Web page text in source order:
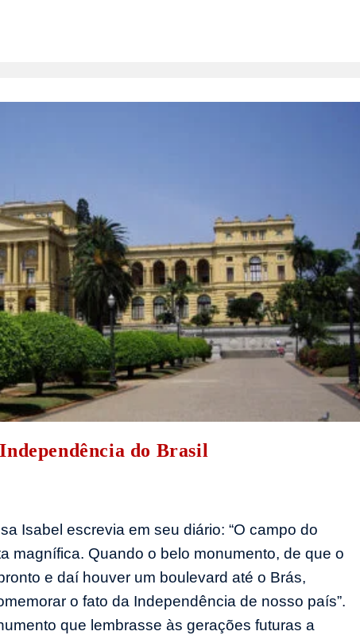
do Brasil
Isabel escrevia em seu diário: “O campo do
magnífica. Quando o belo monumento, de que o
e daí houver um boulevard até o Brás,
o fato da Independência de nosso país”.
que lembrasse às gerações futuras a